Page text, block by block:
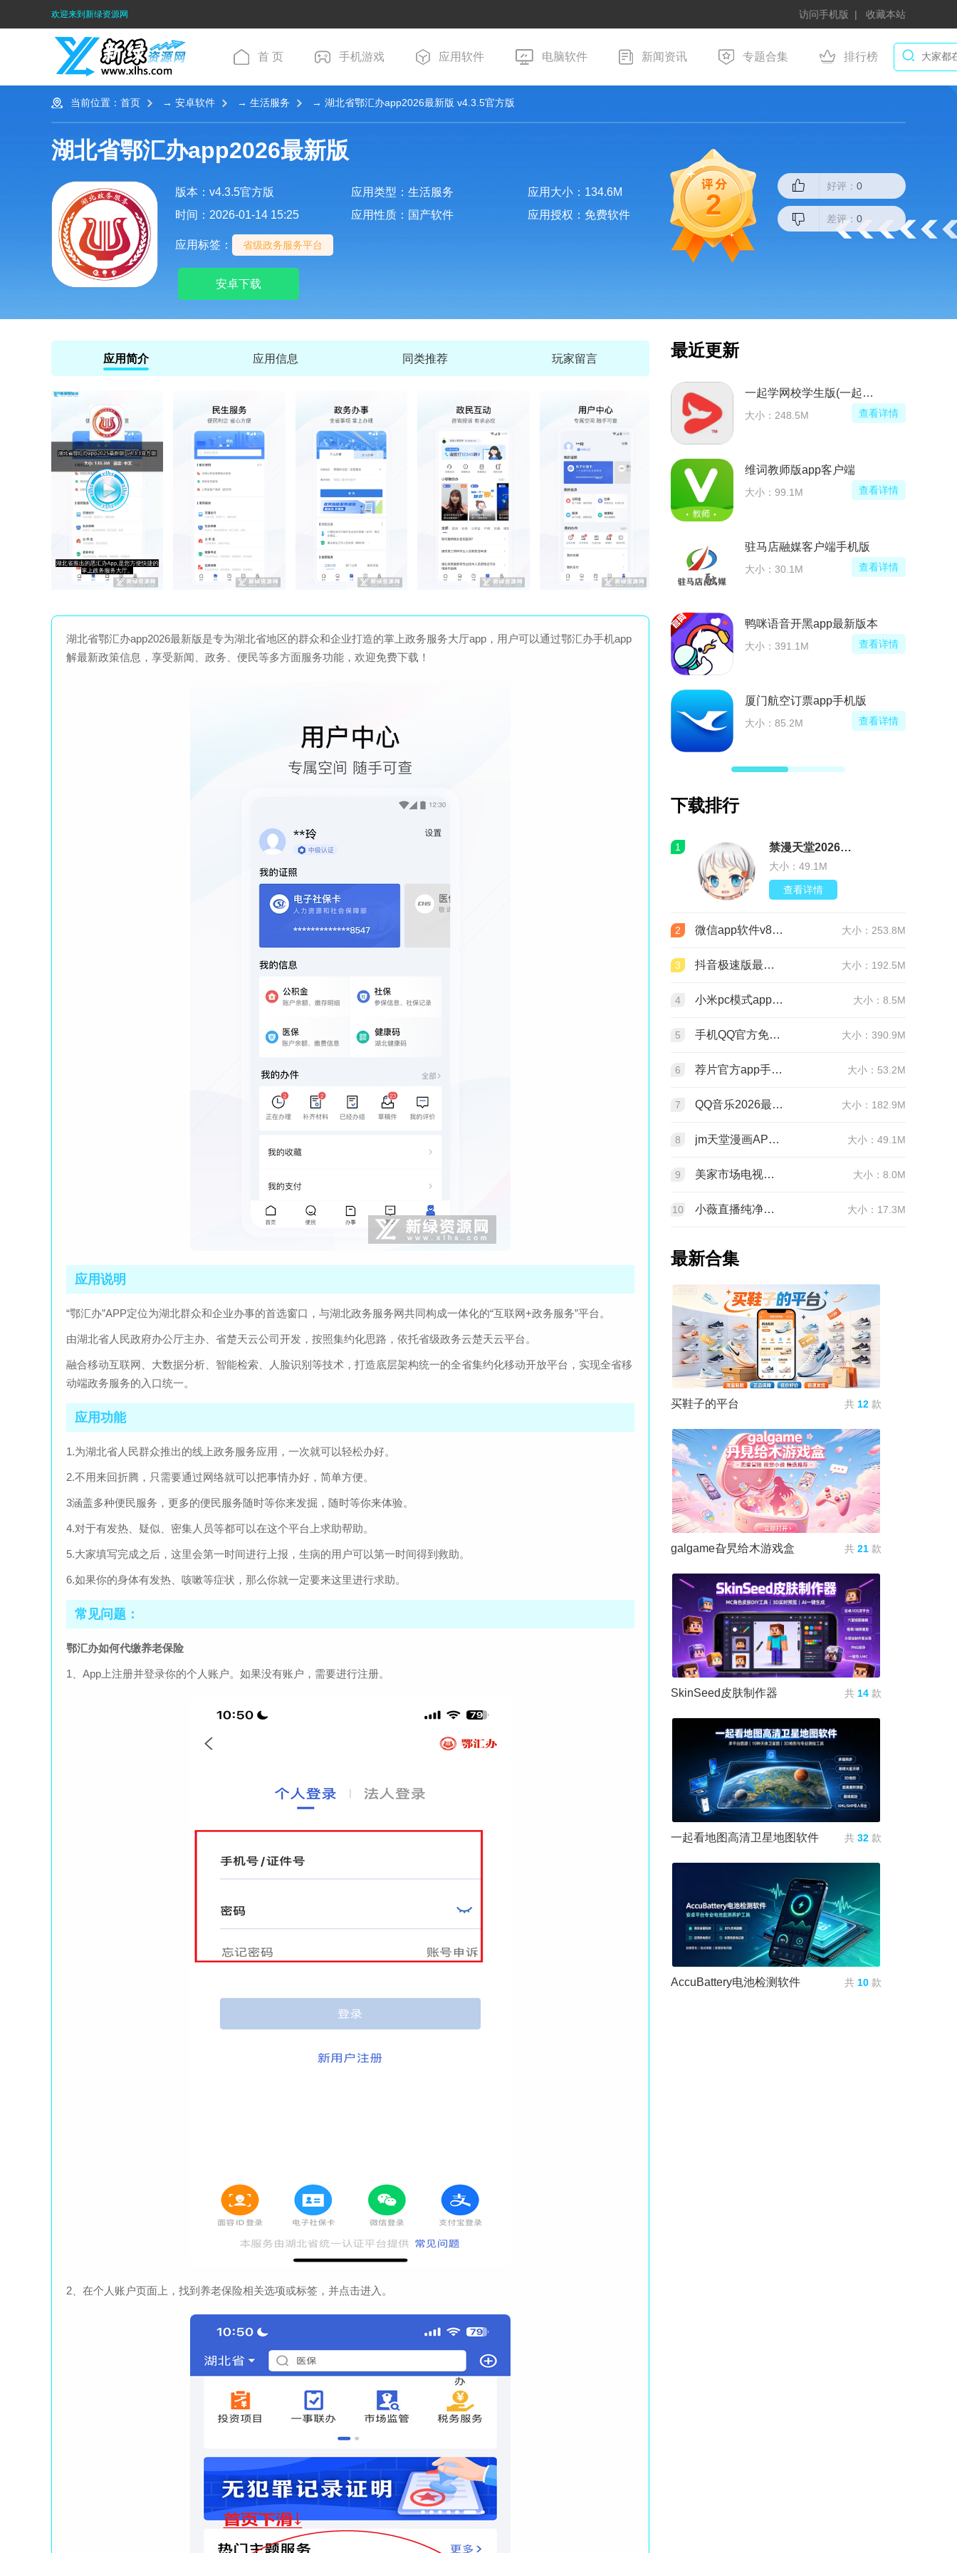
欢迎来到新绿资源网 访问手机版 收藏本站
首 页 手机游戏 应用软件 电脑软件 新闻资讯 专题合集 排行榜
当前位置： 首页 → 安卓软件 → 生活服务 → 湖北省鄂汇办app2026最新版 v4.3.5官方版
湖北省鄂汇办app2026最新版
版本：v4.3.5官方版 应用类型：生活服务
应用大小：134.6M
时间：2026-01-14 15:25
应用性质：国产软件 应用授权：免费软件
应用标签： 省级政务服务平台
安卓下载
2
好评： 0
差评： 0
应用简介 应用信息 同类推荐 玩家留言
湖北省鄂汇办app2026最新版是专为湖北省地区的群众和企业打造的掌上政务服务大厅app，用户可以通过鄂汇办手机app
解最新政策信息，享受新闻、政务、便民等多方面服务功能，欢迎免费下载！
应用说明
“鄂汇办”APP定位为湖北群众和企业办事的首选窗口，与湖北政务服务网共同构成一体化的“互联网+政务服务”平台。
由湖北省人民政府办公厅主办、省楚天云公司开发，按照集约化思路，依托省级政务云楚天云平台。
融合移动互联网、大数据分析、智能检索、人脸识别等技术，打造底层架构统一的全省集约化移动开放平台，实现全省移
动端政务服务的入口统一。
应用功能
1.为湖北省人民群众推出的线上政务服务应用，一次就可以轻松办好。
2.不用来回折腾，只需要通过网络就可以把事情办好，简单方便。
3涵盖多种便民服务，更多的便民服务随时等你来发掘，随时等你来体验。
4.对于有发热、疑似、密集人员等都可以在这个平台上求助帮助。
5.大家填写完成之后，这里会第一时间进行上报，生病的用户可以第一时间得到救助。
6.如果你的身体有发热、咳嗽等症状，那么你就一定要来这里进行求助。
常见问题：
鄂汇办如何代缴养老保险
1、App上注册并登录你的个人账户。如果没有账户，需要进行注册。
2、在个人账户页面上，找到养老保险相关选项或标签，并点击进入。
最近更新
维词教师版app客户端
大小：99.1M
驻马店融媒客户端手机版
大小：30.1M
大小：391.1M 查看详情
饭狼app手机版客户端
大小：93.9M 查看详情
我在ai聊天软件手机版
大小：68.2M 查看详情
Dr.Fone Link传输安卓版apk
大小：19.9M 查看详情
51Talk无忧英语app官方版
大小：41.3M 查看详情
中国国航官方app客户端
大小：186.7M 查看详情
下载排行
1 禁漫天堂2026最新版安装包(JMComic3)v2.0.30安卓版
大小：49.1M
查看详情
2 微信app软件v8.0.76 官方版 大小：253.8M
3 抖音极速版最新版本官方版2026v39.9.0安卓版 大小：192.5M
4 小米pc模式app安装包(小米pc模式beta版)v12.1.208.5平板版 大小：8.5M
5 手机QQ官方免费最新版v9.3.30 官方正版 大小：390.9M
6 荐片官方app手机最新版v4.2.5安卓版 大小：53.2M
7 QQ音乐2026最新版app20.6.5.8 官方安卓版 大小：182.9M
8 jm天堂漫画APP安装包v2.0.30安卓最新版 大小：49.1M
9 美家市场电视版安装包v3.3.1安卓TV版 大小：8.0M
10 小薇直播纯净版tv版安装包v2.7.0.6足道纯净版 大小：17.3M
最新合集
买鞋子的平台 共 12 款
galgame旮旯给木游戏盒 共 21 款
SkinSeed皮肤制作器 共 14 款
一起看地图高清卫星地图软件 共 32 款
AccuBattery电池检测软件 共 10 款